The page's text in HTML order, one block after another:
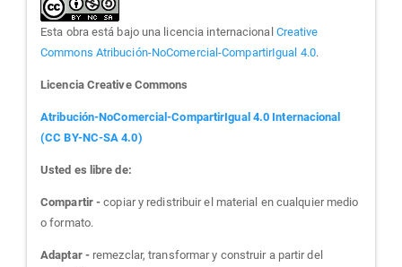
Esta obra está bajo una licencia internacional Creative
Commons Atribución-NoComercial-CompartirIgual 4.0.
Licencia Creative Commons
Atribución-NoComercial-CompartirIgual 4.0 Internacional
(CC BY-NC-SA 4.0)
Usted es libre de:
Compartir -copiar y redistribuir el material en cualquier medio
o formato.
Adaptar -remezclar, transformar y construir a partir del